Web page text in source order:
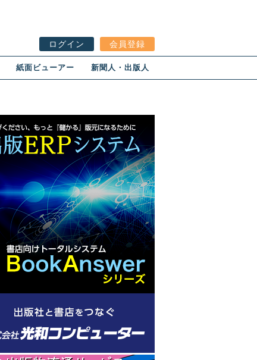
ログイン 会員登録
紙面ビューアー 新聞人・出版人